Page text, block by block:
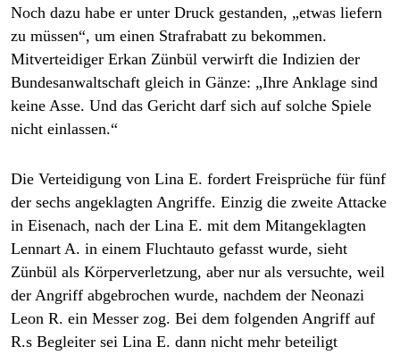
Noch dazu habe er unter Druck gestanden, „etwas liefern
zu müssen“, um einen Strafrabatt zu bekommen.
Mitverteidiger Erkan Zünbül verwirft die Indizien der
Bundesanwaltschaft gleich in Gänze: „Ihre Anklage sind
keine Asse. Und das Gericht darf sich auf solche Spiele
nicht einlassen.“
Die Verteidigung von Lina E. fordert Freisprüche für fünf
der sechs angeklagten Angriffe. Einzig die zweite Attacke
in Eisenach, nach der Lina E. mit dem Mitangeklagten
Lennart A. in einem Fluchtauto gefasst wurde, sieht
Zünbül als Körperverletzung, aber nur als versuchte, weil
der Angriff abgebrochen wurde, nachdem der Neonazi
Leon R. ein Messer zog. Bei dem folgenden Angriff auf
R.s Begleiter sei Lina E. dann nicht mehr beteiligt